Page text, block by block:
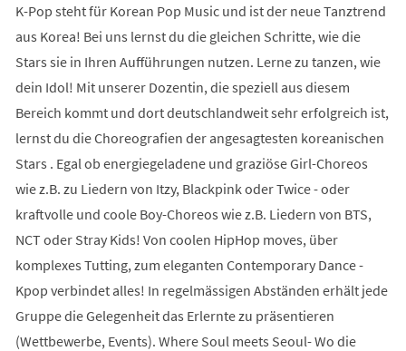
K-Pop steht für Korean Pop Music und ist der neue Tanztrend
aus Korea! Bei uns lernst du die gleichen Schritte, wie die
Stars sie in Ihren Aufführungen nutzen. Lerne zu tanzen, wie
dein Idol! Mit unserer Dozentin, die speziell aus diesem
Bereich kommt und dort deutschlandweit sehr erfolgreich ist,
lernst du die Choreografien der angesagtesten koreanischen
Stars . Egal ob energiegeladene und graziöse Girl-Choreos
wie z.B. zu Liedern von Itzy, Blackpink oder Twice - oder
kraftvolle und coole Boy-Choreos wie z.B. Liedern von BTS,
NCT oder Stray Kids! Von coolen HipHop moves, über
komplexes Tutting, zum eleganten Contemporary Dance -
Kpop verbindet alles! In regelmässigen Abständen erhält jede
Gruppe die Gelegenheit das Erlernte zu präsentieren
(Wettbewerbe, Events). Where Soul meets Seoul- Wo die